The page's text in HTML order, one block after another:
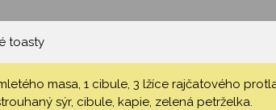
toasty
masa, 1 cibule, 3 lžíce rajčatového
sýr, cibule, kapie, zelená petrželka.